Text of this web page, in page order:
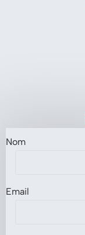
Nom
Email